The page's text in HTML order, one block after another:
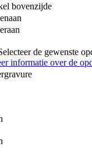
bovenzijde
de gewenste
informatie over de